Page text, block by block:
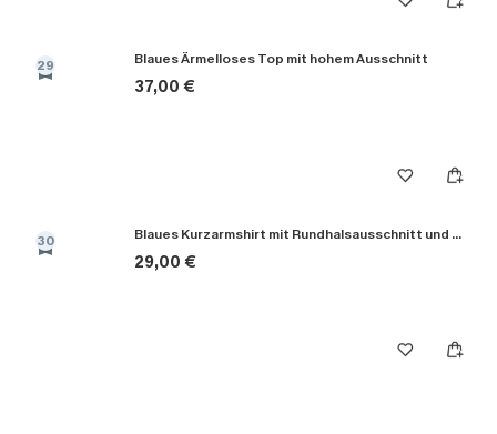
29 Blaues Ärmelloses Top mit hohem Ausschnitt
37,00 €
30 Blaues Kurzarmshirt mit Rundhalsausschnitt und offenem Rücken
29,00 €